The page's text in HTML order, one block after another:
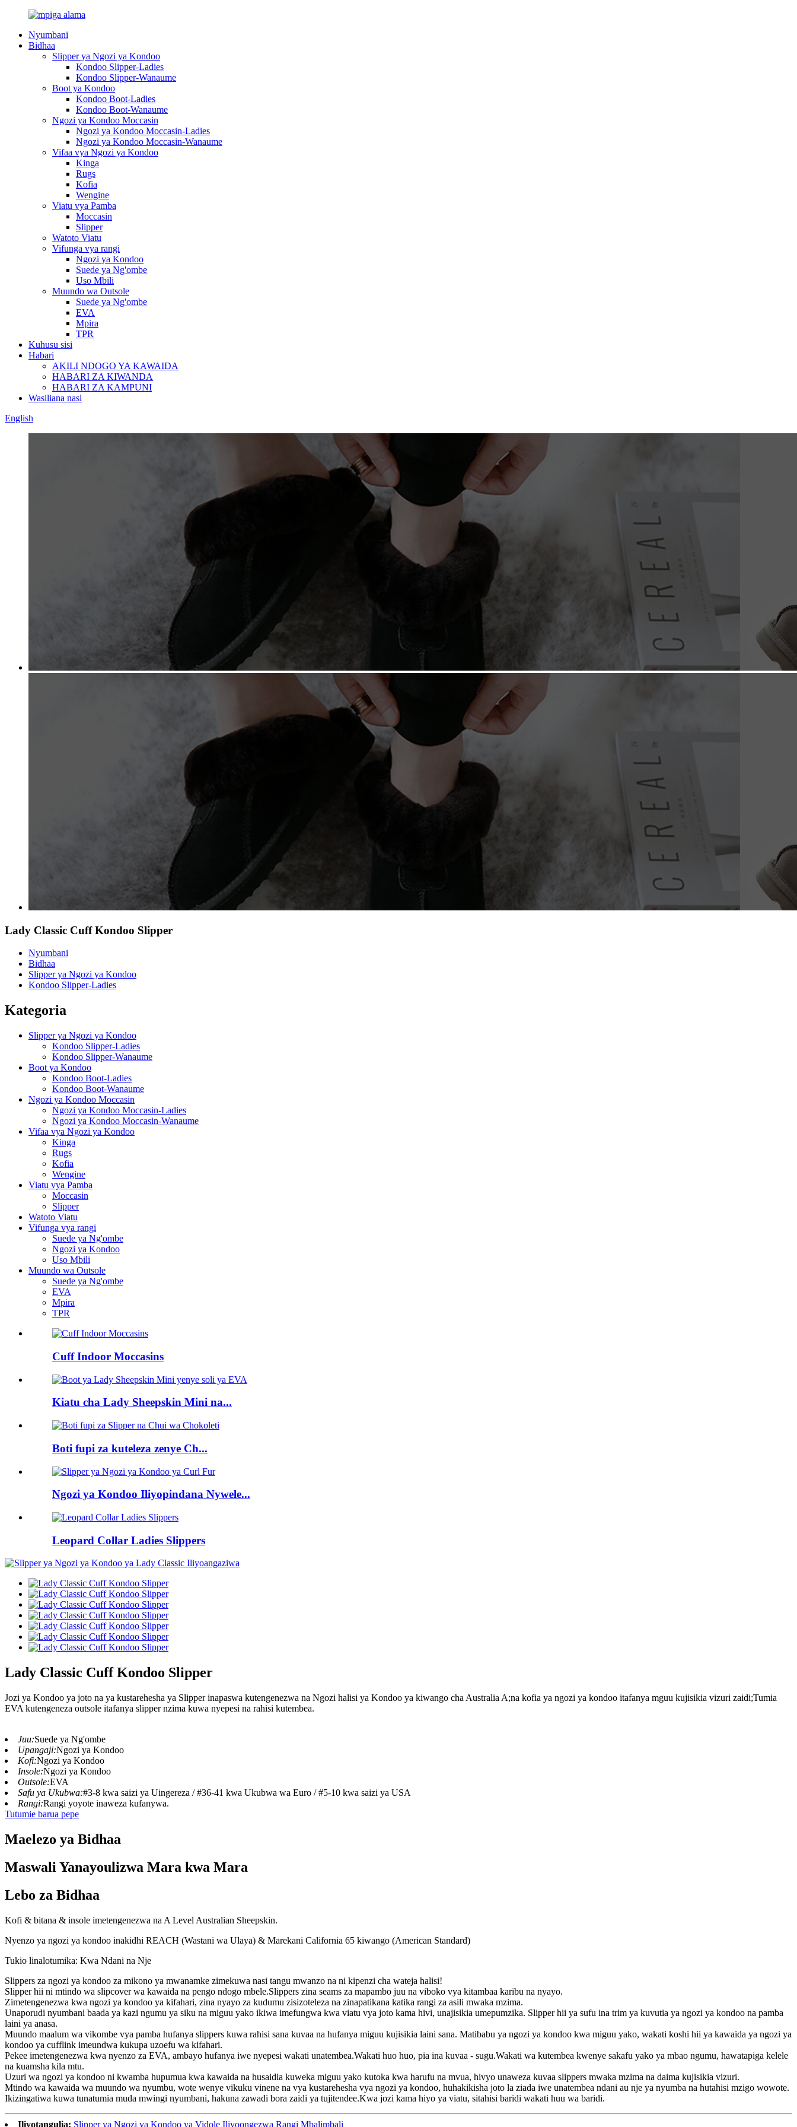
Nyumbani
Bidhaa
Slipper ya Ngozi ya Kondoo
Kondoo Slipper-Ladies
Kondoo Slipper-Wanaume
Boot ya Kondoo
Kondoo Boot-Ladies
Kondoo Boot-Wanaume
Ngozi ya Kondoo Moccasin
Ngozi ya Kondoo Moccasin-Ladies
Ngozi ya Kondoo Moccasin-Wanaume
Vifaa vya Ngozi ya Kondoo
Kinga
Rugs
Kofia
Wengine
Viatu vya Pamba
Moccasin
Slipper
Watoto Viatu
Vifunga vya rangi
Ngozi ya Kondoo
Suede ya Ng'ombe
Uso Mbili
Muundo wa Outsole
Suede ya Ng'ombe
EVA
Mpira
TPR
Kuhusu sisi
Habari
AKILI NDOGO YA KAWAIDA
HABARI ZA KIWANDA
HABARI ZA KAMPUNI
Wasiliana nasi
English
Lady Classic Cuff Kondoo Slipper
Nyumbani
Bidhaa
Slipper ya Ngozi ya Kondoo
Kondoo Slipper-Ladies
Kategoria
Slipper ya Ngozi ya Kondoo
Kondoo Slipper-Ladies
Kondoo Slipper-Wanaume
Boot ya Kondoo
Kondoo Boot-Ladies
Kondoo Boot-Wanaume
Ngozi ya Kondoo Moccasin
Ngozi ya Kondoo Moccasin-Ladies
Ngozi ya Kondoo Moccasin-Wanaume
Vifaa vya Ngozi ya Kondoo
Kinga
Rugs
Kofia
Wengine
Viatu vya Pamba
Moccasin
Slipper
Watoto Viatu
Vifunga vya rangi
Suede ya Ng'ombe
Ngozi ya Kondoo
Uso Mbili
Muundo wa Outsole
Suede ya Ng'ombe
EVA
Mpira
TPR
Cuff Indoor Moccasins
Kiatu cha Lady Sheepskin Mini na...
Boti fupi za kuteleza zenye Ch...
Ngozi ya Kondoo Iliyopindana Nywele...
Leopard Collar Ladies Slippers
Lady Classic Cuff Kondoo Slipper
Jozi ya Kondoo ya joto na ya kustarehesha ya Slipper inapaswa kutengenezwa na Ngozi halisi ya Kondoo ya kiwango cha Australia A;na kofia ya ngozi ya kondoo itafanya mguu kujisikia vizuri zaidi;Tumia
EVA kutengeneza outsole itafanya slipper nzima kuwa nyepesi na rahisi kutembea.
Juu:Suede ya Ng'ombe
Upangaji:Ngozi ya Kondoo
Kofi:Ngozi ya Kondoo
Insole:Ngozi ya Kondoo
Outsole:EVA
Safu ya Ukubwa:#3-8 kwa saizi ya Uingereza / #36-41 kwa Ukubwa wa Euro / #5-10 kwa saizi ya USA
Rangi:Rangi yoyote inaweza kufanywa.
Tutumie barua pepe
Maelezo ya Bidhaa
Maswali Yanayoulizwa Mara kwa Mara
Lebo za Bidhaa
Kofi & bitana & insole imetengenezwa na A Level Australian Sheepskin.
Nyenzo ya ngozi ya kondoo inakidhi REACH (Wastani wa Ulaya) & Marekani California 65 kiwango (American Standard)
Tukio linalotumika: Kwa Ndani na Nje
Slippers za ngozi ya kondoo za mikono ya mwanamke zimekuwa nasi tangu mwanzo na ni kipenzi cha wateja halisi!
Slipper hii ni mtindo wa slipcover wa kawaida na pengo ndogo mbele.Slippers zina seams za mapambo juu na viboko vya kitambaa karibu na nyayo.
Zimetengenezwa kwa ngozi ya kondoo ya kifahari, zina nyayo za kudumu zisizoteleza na zinapatikana katika rangi za asili mwaka mzima.
Unaporudi nyumbani baada ya kazi ngumu ya siku na miguu yako ikiwa imefungwa kwa viatu vya joto kama hivi, unajisikia umepumzika. Slipper hii ya sufu ina trim ya kuvutia ya ngozi ya kondoo na pamba
laini ya anasa.
Muundo maalum wa vikombe vya pamba hufanya slippers kuwa rahisi sana kuvaa na hufanya miguu kujisikia laini sana. Matibabu ya ngozi ya kondoo kwa miguu yako, wakati koshi hii ya kawaida ya ngozi ya
kondoo ya cufflink imeundwa kukupa uzoefu wa kifahari.
Pekee imetengenezwa kwa nyenzo za EVA, ambayo hufanya iwe nyepesi wakati unatembea.Wakati huo huo, pia ina kuvaa - sugu.Wakati wa kutembea kwenye sakafu yako ya mbao ngumu, hawatapiga kelele
na kuamsha kila mtu.
Uzuri wa ngozi ya kondoo ni kwamba hupumua kwa kawaida na husaidia kuweka miguu yako kutoka kwa harufu na mvua, hivyo unaweza kuvaa slippers mwaka mzima na daima kujisikia vizuri.
Mtindo wa kawaida wa muundo wa nyumbu, wote wenye vikuku vinene na vya kustarehesha vya ngozi ya kondoo, huhakikisha joto la ziada iwe unatembea ndani au nje ya nyumba na hutahisi mzigo wowote.
Ikizingatiwa kuwa tunatumia muda mwingi nyumbani, hakuna zawadi bora zaidi ya tujitendee.Kwa jozi kama hiyo ya viatu, sitahisi baridi wakati huu wa baridi.
Iliyotangulia: Slipper ya Ngozi ya Kondoo ya Vidole Iliyoongezwa Rangi Mbalimbali